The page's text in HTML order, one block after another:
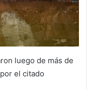
luego de más de
por el citado